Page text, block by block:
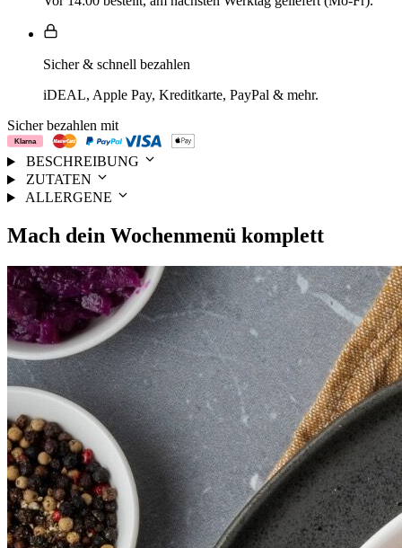
Sicher & schnell bezahlen
iDEAL, Apple Pay, Kreditkarte, PayPal & mehr.
Sicher bezahlen mit
BESCHREIBUNG
ZUTATEN
ALLERGENE
Mach dein Wochenmenü komplett